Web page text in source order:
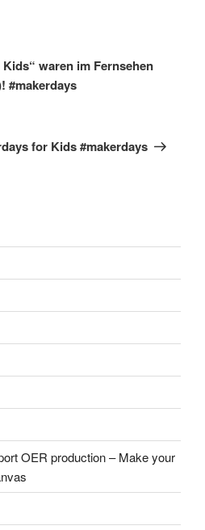
waren im Fernsehen
#makerdays
for Kids #makerdays
OER production – Make your